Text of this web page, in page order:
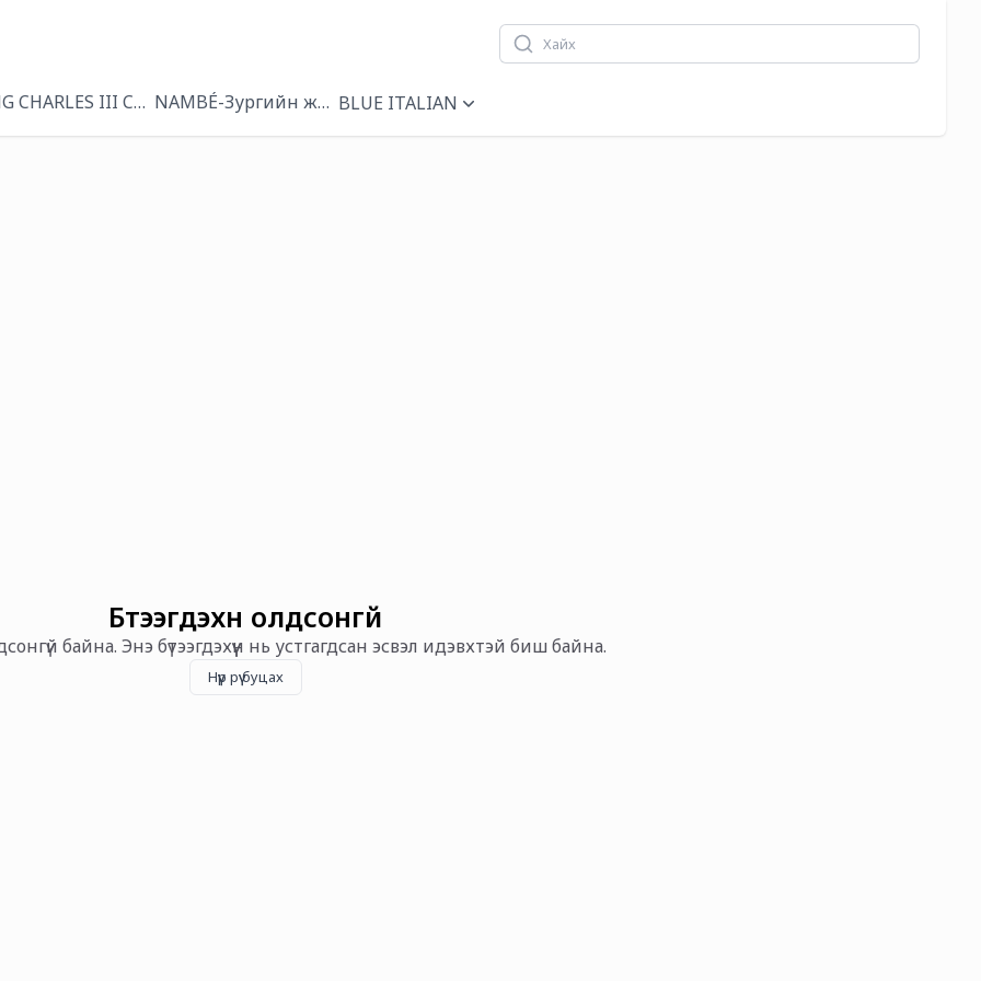
CHARLES III CORONATIONNAMBÉ-Зургийн жаазBLUE ITALIAN
Бүтээгдэхүүн олдсонгүй
байна. Энэ бүтээгдэхүүн нь устгагдсан эсвэл идэвхтэй биш байна.
Нүүр рүү буцах